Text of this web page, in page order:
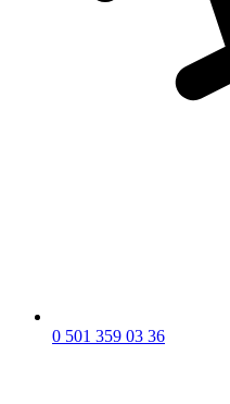
0 501 359 03 36